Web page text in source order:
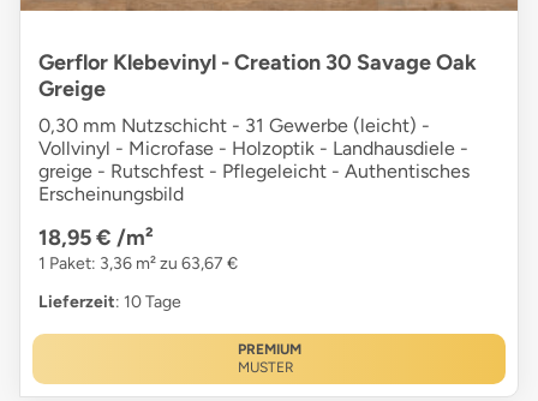
Gerflor Klebevinyl - Creation 30 Savage Oak
Greige
0,30 mm Nutzschicht - 31 Gewerbe (leicht) -
Vollvinyl - Microfase - Holzoptik - Landhausdiele -
greige - Rutschfest - Pflegeleicht - Authentisches
Erscheinungsbild
18,95 € /m²
1 Paket: 3,36 m² zu 63,67 €
Lieferzeit: 10 Tage
PREMIUM
MUSTER